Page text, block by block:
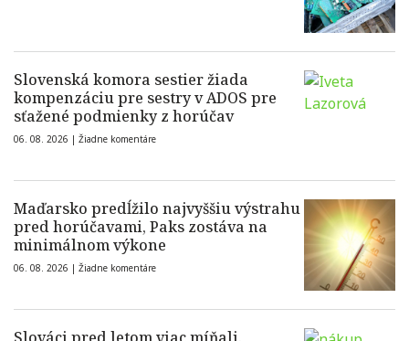
Slovenská komora sestier žiada
kompenzáciu pre sestry v ADOS pre
sťažené podmienky z horúčav
06. 08. 2026 | Žiadne komentáre
Maďarsko predĺžilo najvyššiu výstrahu
pred horúčavami, Paks zostáva na
minimálnom výkone
06. 08. 2026 | Žiadne komentáre